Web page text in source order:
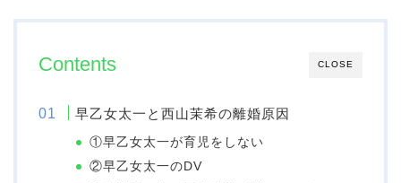
CLOSE
Contents
早乙女太一と西山茉希の離婚原因
①早乙女太一が育児をしない
②早乙女太一のDV